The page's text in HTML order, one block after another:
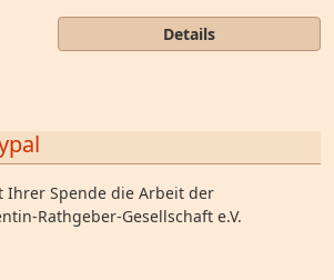
Details
Ihrer Spende die Arbeit der
Rathgeber-Gesellschaft e.V.